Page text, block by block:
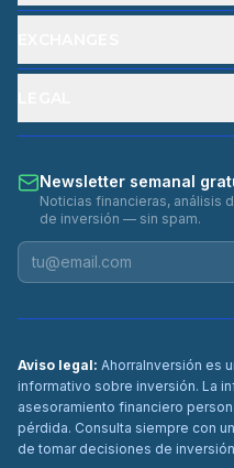
Newsletter semanal
Noticias financieras, análisis
de inversión — sin spam.
Aviso legal: AhorraInversión es
informativo sobre inversión. La
asesoramiento financiero
pérdida. Consulta siempre con
de tomar decisiones de